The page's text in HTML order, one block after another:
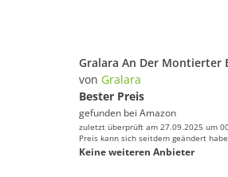
von Gralara
Bester Preis
gefunden bei Amazon
zuletzt überprüft am 27.09.2025 um
Preis kann sich seitdem geändert
Keine weiteren Anbieter